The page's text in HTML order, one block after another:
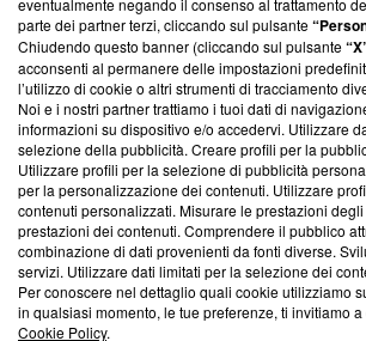
Team editoriale
Corporate
Redazione
Informativa Privacy
Cookie Policy
Blasting SA, IDI CHE-247.845.224, Via
Lugano (Svizzera) Tel:+39 0690258937
© 2026 Blasting News
eventualmente negando il consenso al trattamento
parte dei partner terzi, cliccando sul pulsante
Chiudendo questo banner (cliccando sul pulsante
acconsenti al permanere delle impostazioni
l’utilizzo di cookie o altri strumenti di tracciamento
Noi e i nostri partner trattiamo i tuoi dati di
informazioni su dispositivo e/o accedervi. Utilizzare
selezione della pubblicità. Creare profili per la
Utilizzare profili per la selezione di pubblicità
per la personalizzazione dei contenuti. Utilizzare
contenuti personalizzati. Misurare le prestazioni
prestazioni dei contenuti. Comprendere il pubblico
combinazione di dati provenienti da fonti diverse.
servizi. Utilizzare dati limitati per la selezione dei
Per conoscere nel dettaglio quali cookie utilizziamo
in qualsiasi momento, le tue preferenze, ti invitiamo
Cookie Policy.